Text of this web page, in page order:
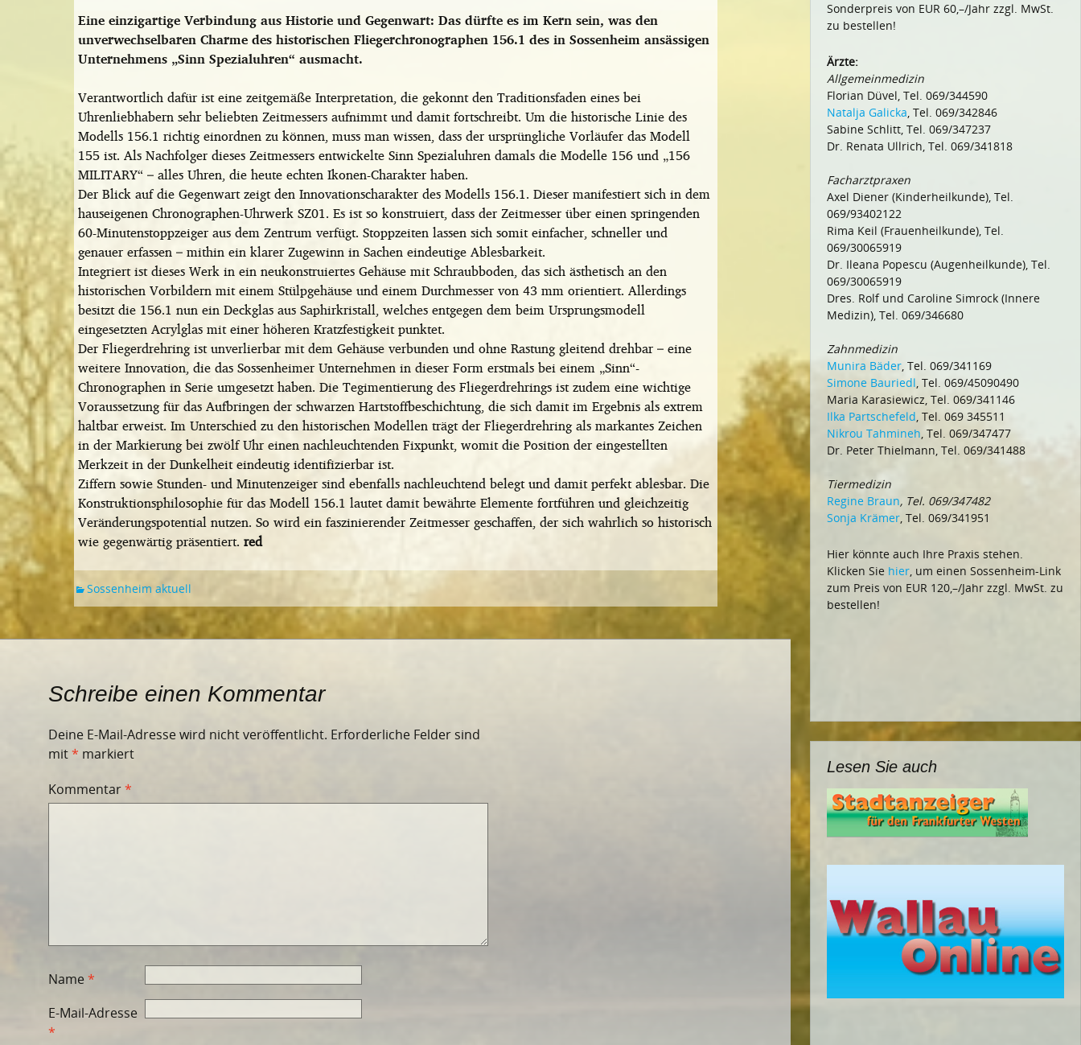
Eine einzigartige Verbindung aus Historie und Gegenwart: Das dürfte es im Kern sein, was den
unverwechselbaren Charme des historischen Fliegerchronographen 156.1 des in Sossenheim ansässigen
Unternehmens „Sinn Spezialuhren“ ausmacht.
Verantwortlich dafür ist eine zeitgemäße Interpretation, die gekonnt den Traditionsfaden eines bei
Uhrenliebhabern sehr beliebten Zeitmessers aufnimmt und damit fortschreibt. Um die historische Linie des
Modells 156.1 richtig einordnen zu können, muss man wissen, dass der ursprüngliche Vorläufer das Modell
155 ist. Als Nachfolger dieses Zeitmessers entwickelte Sinn Spezialuhren damals die Modelle 156 und „156
MILITARY“ – alles Uhren, die heute echten Ikonen-Charakter haben.
Der Blick auf die Gegenwart zeigt den Innovationscharakter des Modells 156.1. Dieser manifestiert sich in dem
hauseigenen Chronographen-Uhrwerk SZ01. Es ist so konstruiert, dass der Zeitmesser über einen springenden
60-Minutenstoppzeiger aus dem Zentrum verfügt. Stoppzeiten lassen sich somit einfacher, schneller und
genauer erfassen – mithin ein klarer Zugewinn in Sachen eindeutige Ablesbarkeit.
Integriert ist dieses Werk in ein neukonstruiertes Gehäuse mit Schraubboden, das sich ästhetisch an den
historischen Vorbildern mit einem Stülpgehäuse und einem Durchmesser von 43 mm orientiert. Allerdings
besitzt die 156.1 nun ein Deckglas aus Saphirkristall, welches entgegen dem beim Ursprungsmodell
eingesetzten Acrylglas mit einer höheren Kratzfestigkeit punktet.
Der Fliegerdrehring ist unverlierbar mit dem Gehäuse verbunden und ohne Rastung gleitend drehbar – eine
weitere Innovation, die das Sossenheimer Unternehmen in dieser Form erstmals bei einem „Sinn“-
Chronographen in Serie umgesetzt haben. Die Tegimentierung des Fliegerdrehrings ist zudem eine wichtige
Voraussetzung für das Aufbringen der schwarzen Hartstoffbeschichtung, die sich damit im Ergebnis als extrem
haltbar erweist. Im Unterschied zu den historischen Modellen trägt der Fliegerdrehring als markantes Zeichen
in der Markierung bei zwölf Uhr einen nachleuchtenden Fixpunkt, womit die Position der eingestellten
Merkzeit in der Dunkelheit eindeutig identifizierbar ist.
Ziffern sowie Stunden- und Minutenzeiger sind ebenfalls nachleuchtend belegt und damit perfekt ablesbar. Die
Konstruktionsphilosophie für das Modell 156.1 lautet damit bewährte Elemente fortführen und gleichzeitig
Veränderungspotential nutzen. So wird ein faszinierender Zeitmesser geschaffen, der sich wahrlich so historisch
wie gegenwärtig präsentiert. red
Sossenheim aktuell
Schreibe einen Kommentar
Deine E-Mail-Adresse wird nicht veröffentlicht. Erforderliche Felder sind
mit* markiert
Kommentar*
Name*
E-Mail-Adresse
*
Sonderpreis von EUR 60,–/Jahr zzgl. MwSt.
zu bestellen!
Ärzte:
Allgemeinmedizin
Florian Düvel, Tel. 069/344590
Natalja Galicka, Tel. 069/342846
Sabine Schlitt, Tel. 069/347237
Dr. Renata Ullrich, Tel. 069/341818
Facharztpraxen
Axel Diener (Kinderheilkunde), Tel.
069/93402122
Rima Keil (Frauenheilkunde), Tel.
069/30065919
Dr. Ileana Popescu (Augenheilkunde), Tel.
069/30065919
Dres. Rolf und Caroline Simrock (Innere
Medizin), Tel. 069/346680
Zahnmedizin
Munira Bäder, Tel. 069/341169
Simone Bauriedl, Tel. 069/45090490
Maria Karasiewicz, Tel. 069/341146
Ilka Partschefeld, Tel. 069 345511
Nikrou Tahmineh, Tel. 069/347477
Dr. Peter Thielmann, Tel. 069/341488
Tiermedizin
Regine Braun, Tel. 069/347482
Sonja Krämer, Tel. 069/341951
Hier könnte auch Ihre Praxis stehen.
Klicken Sie hier, um einen Sossenheim-Link
zum Preis von EUR 120,–/Jahr zzgl. MwSt. zu
bestellen!
Lesen Sie auch